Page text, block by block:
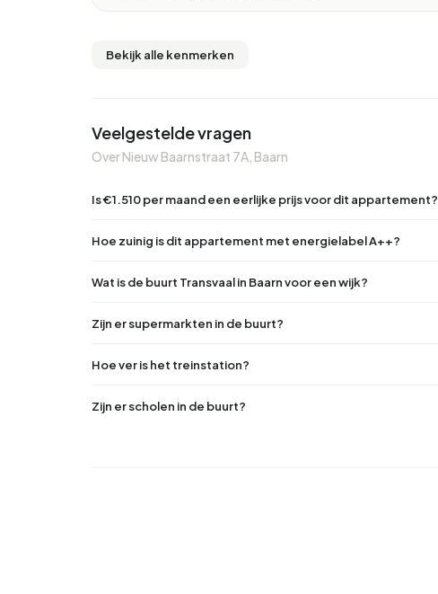
Bekijk alle kenmerken
Veelgestelde vragen
Over Nieuw Baarnstraat 7A, Baarn
Is €1.510 per maand een eerlijke prijs voor dit appartement?
Hoe zuinig is dit appartement met energielabel A++?
Wat is de buurt Transvaal in Baarn voor een wijk?
Zijn er supermarkten in de buurt?
Hoe ver is het treinstation?
Zijn er scholen in de buurt?